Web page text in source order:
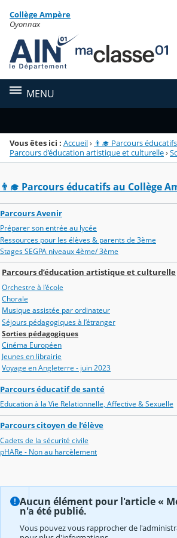
Menu de la rubrique
Contenu
Collège Ampère
Oyonnax
MENU
Vous êtes ici : Accueil› 👨‍🎓 Parcours
Parcours d’éducation artistique et culturelle›
👨‍🎓 Parcours éducatifs au Collège
Parcours Avenir
Préparer son entrée au lycée
Ressources pour les élèves & parents de 3ème
Stages SEGPA niveaux 4ème/ 3ème
Parcours d’éducation artistique et culturelle
Orchestre à l’école
Chorale
Musique assistée par ordinateur
Séjours pédagogiques à l’étranger
Sorties pédagogiques
Cinéma Européen
Jeunes en librairie
Voyage en Angleterre - juin 2023
Parcours éducatif de santé
Education à la Vie Relationnelle, Affective & Sexuelle
Parcours citoyen de l’élève
Cadets de la sécurité civile
pHARe - Non au harcèlement
Aucun élément pour l'article «
n'a été publié.
Vous pouvez vous rapprocher de